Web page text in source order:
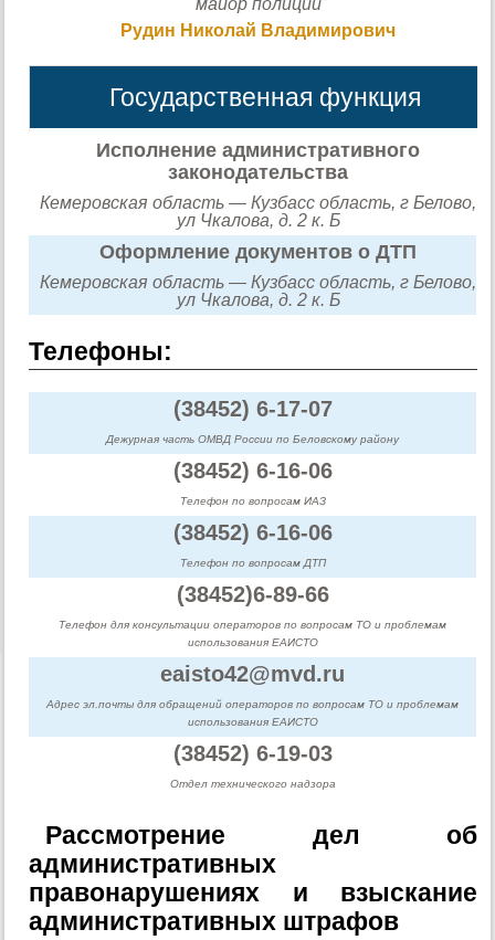
Рудин Николай Владимирович
Государственная функция
Исполнение административного
законодательства
Кемеровская область — Кузбасс область, г Белово,
ул Чкалова, д. 2 к. Б
Оформление документов о ДТП
Кемеровская область — Кузбасс область, г Белово,
ул Чкалова, д. 2 к. Б
Телефоны:
(38452) 6-17-07
Дежурная часть ОМВД России по Беловскому району
(38452) 6-16-06
Телефон по вопросам ИАЗ
(38452) 6-16-06
Телефон по вопросам ДТП
(38452)6-89-66
Телефон для консультации операторов по вопросам ТО и проблемам
использования ЕАИСТО
eaisto42@mvd.ru
Адрес эл.почты для обращений операторов по вопросам ТО и проблемам
использования ЕАИСТО
(38452) 6-19-03
Отдел технического надзора
Рассмотрение дел об
административных
правонарушениях и взыскание
административных штрафов